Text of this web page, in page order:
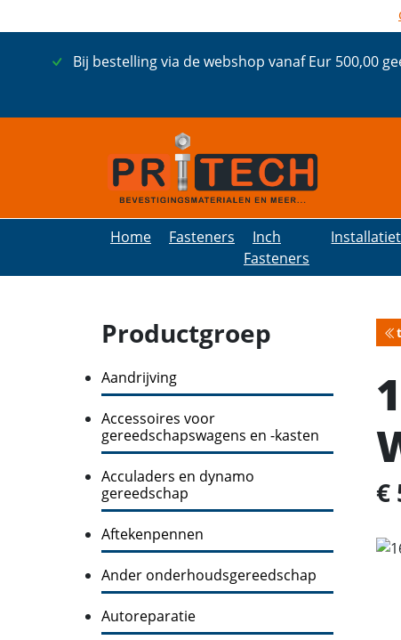
Bij bestelling via de webshop vanaf Eur 500,00
Home Fasteners
Inch
Fasteners
Productgroep
Aandrijving
Accessoires voor
gereedschapswagens en -kasten
Acculaders en dynamo
gereedschap
Aftekenpennen
Ander onderhoudsgereedschap
Autoreparatie
€